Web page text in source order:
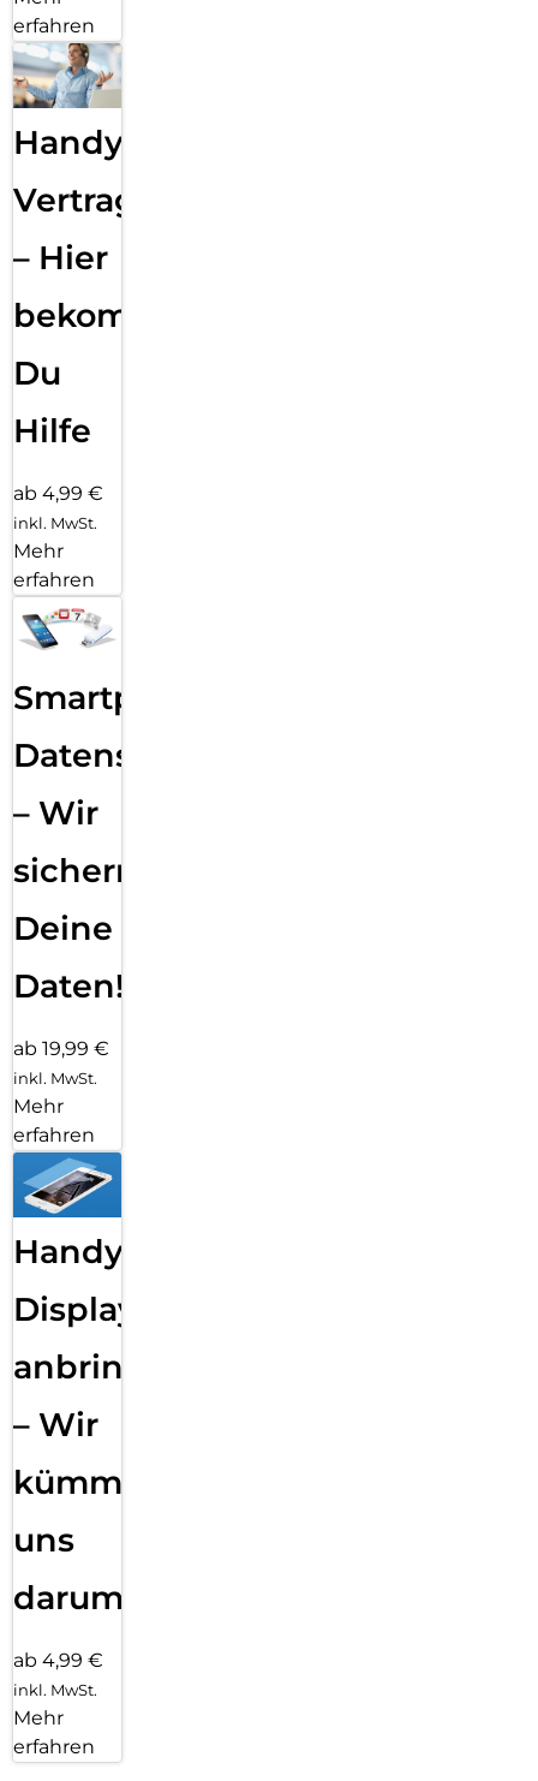
erfahren
Handy
Vertragsabwicklung
– Hier
bekommst
Du
Hilfe
ab 4,99 €
inkl. MwSt.
Mehr
erfahren
Smartphone
Datensicherung
– Wir
sichern
Deine
Daten!
ab 19,99 €
inkl. MwSt.
Mehr
erfahren
Handy
Displayfolie
anbringen
– Wir
kümmern
uns
darum!
ab 4,99 €
inkl. MwSt.
Mehr
erfahren